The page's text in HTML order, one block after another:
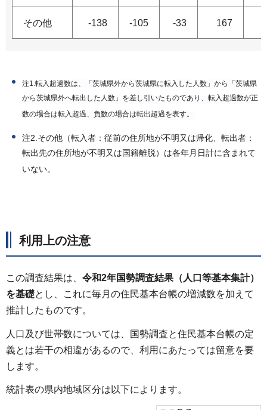
その他 -138 -105 -33 167
注1.転入超過数は、「茨城県外から茨城県に転入した人数」から「茨城県
から茨城県外へ転出した人数」を差し引いたものであり、転入超過数が正
数の場合は転入超過、負数の場合は転出超過を表す。
注2.その他（転入者：従前の住所地が不明又は帰化、転出者：
転出先の住所地が不明又は国籍離脱）は各年月日計に含まれて
いない。
利用上の注意
この調査結果は、 令和2年国勢調査結果（人口等基本集計）
を基礎とし、これに毎月の住民基本台帳の増減数を加えて
推計したものです。
人口及び世帯数については、国勢調査と住民基本台帳の定
義とは若干の相違があるので、利用にあたっては留意を要
します。
統計表の県内地域区分は以下によります。